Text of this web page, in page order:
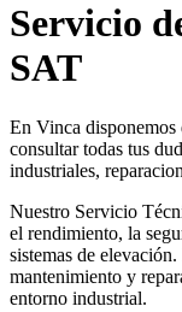
Servicio
SAT
En Vinca disponemos
consultar todas tus
industriales,
Nuestro Servicio
el rendimiento, la
sistemas de
mantenimiento y
entorno industrial.